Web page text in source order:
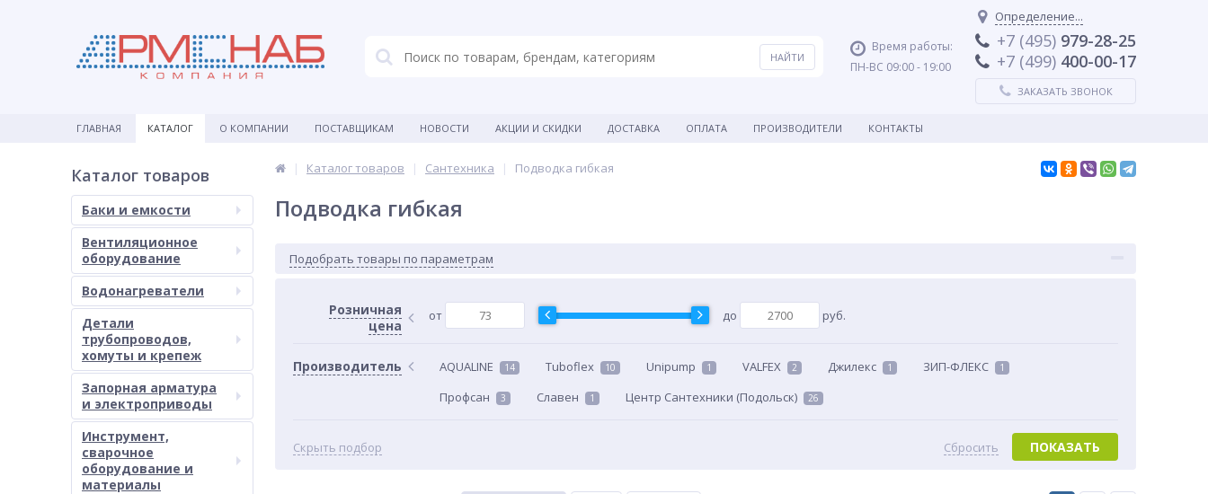
Время работы:
ПН-ВС 09:00 - 19:00
Определение...
+7 (495) 979-28-25
+7 (499) 400-00-17
ЗАКАЗАТЬ ЗВОНОК
ГЛАВНАЯ КАТАЛОГ О КОМПАНИИ ПОСТАВЩИКАМ НОВОСТИ АКЦИИ И СКИДКИ ДОСТАВКА ОПЛАТА ПРОИЗВОДИТЕЛИ КОНТАКТЫ
Каталог товаров
Баки и емкости
Вентиляционное
оборудование
Водонагреватели
Детали
трубопроводов,
хомуты и крепеж
Запорная арматура
и электроприводы
Инструмент,
сварочное
оборудование и
материалы
Каталог товаров Сантехника Подводка гибкая
Подводка гибкая
Подобрать товары по параметрам
Розничная
цена
от до руб.
Производитель AQUALINE 14 Tuboflex 10 Unipump 1 VALFEX 2 Джилекс 1 ЗИП-ФЛЕКС 1
Профсан 3 Славен 1 Центр Сантехники (Подольск) 26
Скрыть подбор ПОКАЗАТЬ
Сбросить